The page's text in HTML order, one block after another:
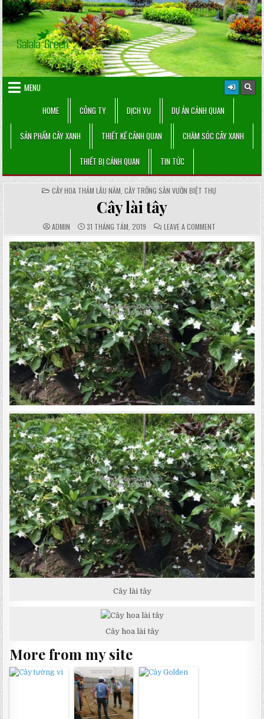
Skip
to
content
MENU
HOME
CÔNG TY DỊCH VỤ DỰ ÁN CẢNH QUAN
SẢN PHẨM CÂY XANH THIẾT KẾ CẢNH QUAN CHĂM SÓC CÂY XANH
THIẾT BỊ CẢNH QUAN TIN TỨC
POSTED
IN
CÂY HOA THẢM LÂU NĂM CÂY TRỒNG SÂN VƯỜN BIỆT THỰ
Cây lài tây
AUTHOR:
ADMIN PUBLISHED
DATE:
31 THÁNG TÁM, 2019 COMMENTS:
LEAVE A COMMENTON
CÂY
LÀI
TÂY
Cây lài tây
Cây hoa lài tây
More from my site